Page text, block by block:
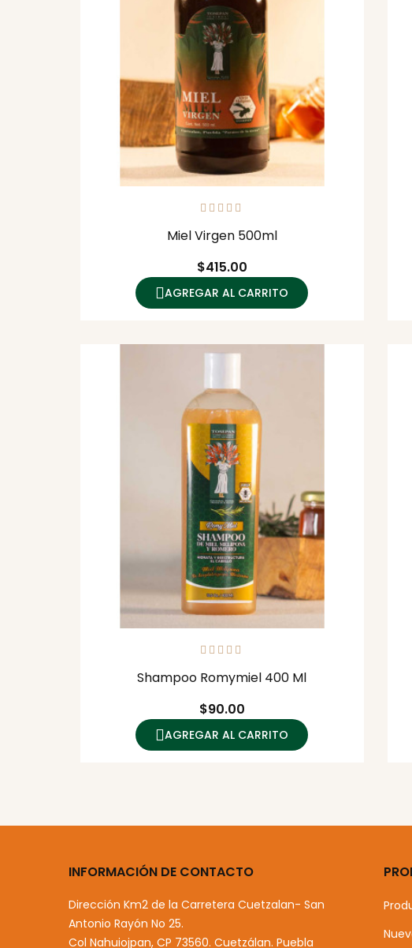
Miel Virgen 500ml
Precio
$415.00
AGREGAR AL CARRITO
Shampoo Romymiel 400 Ml
Precio
$90.00
AGREGAR AL CARRITO
INFORMACIÓN DE CONTACTO
Dirección Km2 de la Carretera Cuetzalan- San
Antonio Rayón No 25.
Col Nahuiojpan, CP 73560. Cuetzálan. Puebla